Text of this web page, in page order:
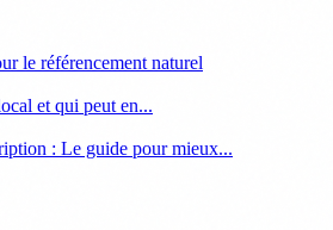
le référencement naturel
et qui peut en...
: Le guide pour mieux...